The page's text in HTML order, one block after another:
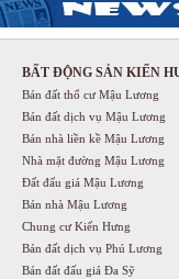
BẤT ĐỘNG SẢN KIẾN
Bán đất thổ cư Mậu Lương
Bán đất dịch vụ Mậu Lương
Bán nhà liền kề Mậu Lương
Nhà mặt đường Mậu Lương
Đất đấu giá Mậu Lương
Bán nhà Mậu Lương
Chung cư Kiến Hưng
Bán đất dịch vụ Phú Lương
Bán đất đấu giá Đa Sỹ